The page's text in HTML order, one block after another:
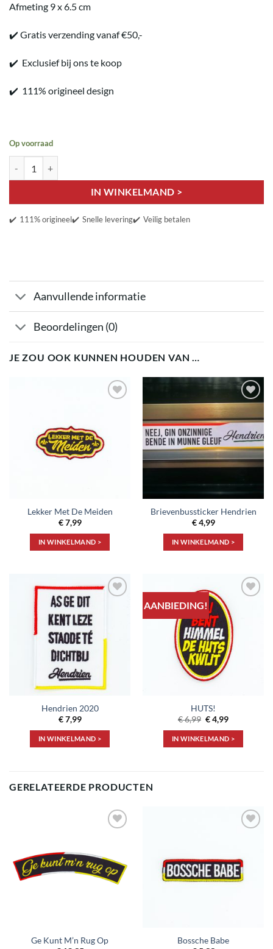
Afmeting 9 x 6.5 cm
✔️ Gratis verzending vanaf €50,-
✔️ Exclusief bij ons te koop
✔️ 111% origineel design
Op voorraad
IN WINKELMAND >
✔️ 111% origineel✔️ Snelle levering✔️ Veilig betalen
Aanvullende informatie
Beoordelingen (0)
JE ZOU OOK KUNNEN HOUDEN VAN …
Lekker Met De Meiden
€7,99
IN WINKELMAND >
Toevoegen
aan
verlanglijst
Brievenbussticker Hendrien
€4,99
IN WINKELMAND >
verlanglijst
Hendrien 2020
€7,99
IN WINKELMAND >
AANBIEDING!
Toevoegen
verlanglijst
HUTS!
€6,99 Oorspronkelijke
prijs
was:
€ 6,99.
€4,99Huidige
€ 4,99.
IN WINKELMAND >
GERELATEERDE PRODUCTEN
verlanglijst
Ge Kunt M’n Rug Op
Bossche Babe